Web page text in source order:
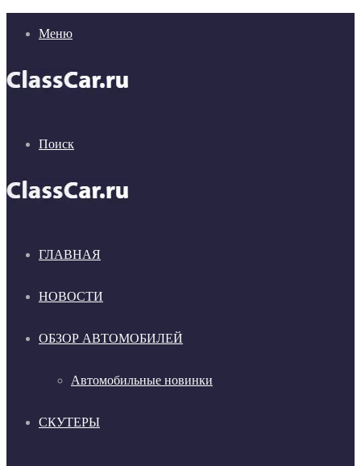
Меню
Поиск
ГЛАВНАЯ
НОВОСТИ
ОБЗОР АВТОМОБИЛЕЙ
Автомобильные новинки
СКУТЕРЫ